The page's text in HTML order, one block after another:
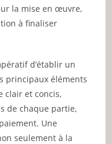
la mise en œuvre,
à finaliser
d’établir un
principaux éléments
clair et concis,
de chaque partie,
Une
seulement à la